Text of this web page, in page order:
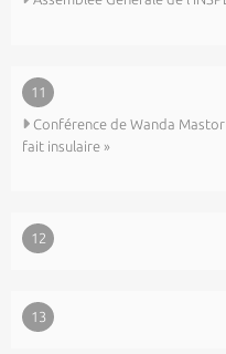
11
Conférence de Wanda
fait insulaire »
12
13